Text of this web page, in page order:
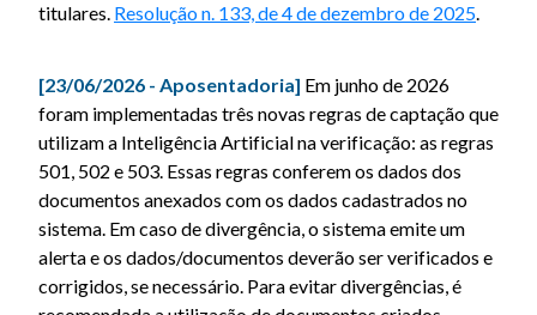
titulares. Resolução n. 133, de 4 de dezembro de 2025.
[23/06/2026 - Aposentadoria] Em junho de 2026
foram implementadas três novas regras de captação que
utilizam a Inteligência Artificial na verificação: as regras
501, 502 e 503. Essas regras conferem os dados dos
documentos anexados com os dados cadastrados no
sistema. Em caso de divergência, o sistema emite um
alerta e os dados/documentos deverão ser verificados e
corrigidos, se necessário. Para evitar divergências, é